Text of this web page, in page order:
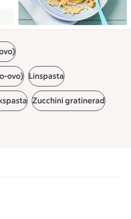
att tillaga
ovo) Linspasta
Zucchini gratinerad